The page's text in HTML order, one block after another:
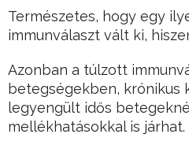
Természetes, hogy egy
immunválaszt vált ki,
Azonban a túlzott
betegségekben, krónikus
legyengült idős
mellékhatásokkal is járhat.